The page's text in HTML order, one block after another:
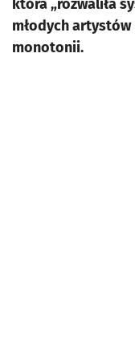
która „rozwaliła
młodych
monotonii.